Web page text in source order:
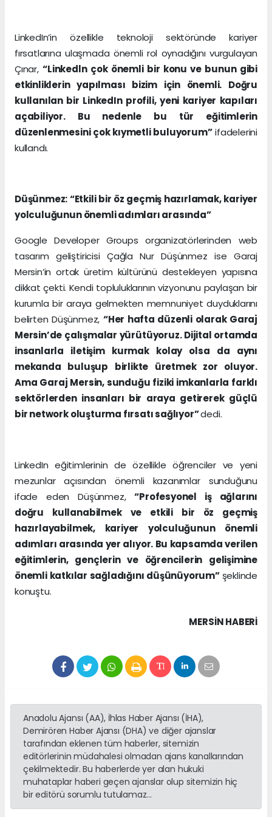
LinkedIn’in özellikle teknoloji sektöründe kariyer
fırsatlarına ulaşmada önemli rol oynadığını vurgulayan
Çınar,“Linkedln çok önemli bir konu ve bunun gibi
etkinliklerin yapılması bizim için önemli. Doğru
kullanılan bir LinkedIn profili, yeni kariyer kapıları
açabiliyor. Bu nedenle bu tür eğitimlerin
düzenlenmesini çok kıymetli buluyorum”ifadelerini
kullandı.
Düşünmez: “Etkili bir öz geçmiş hazırlamak, kariyer
yolculuğunun önemli adımları arasında”
Google Developer Groups organizatörlerinden web
tasarım geliştiricisi Çağla Nur Düşünmez ise Garaj
Mersin’in ortak üretim kültürünü destekleyen yapısına
dikkat çekti. Kendi topluluklarının vizyonunu paylaşan bir
kurumla bir araya gelmekten memnuniyet duyduklarını
belirten Düşünmez, “Her hafta düzenli olarak Garaj
Mersin’de çalışmalar yürütüyoruz. Dijital ortamda
insanlarla iletişim kurmak kolay olsa da aynı
mekanda buluşup birlikte üretmek zor oluyor.
Ama Garaj Mersin, sunduğu fiziki imkanlarla farklı
sektörlerden insanları bir araya getirerek güçlü
bir network oluşturma fırsatı sağlıyor”dedi.
LinkedIn eğitimlerinin de özellikle öğrenciler ve yeni
mezunlar açısından önemli kazanımlar sunduğunu
ifade eden Düşünmez,“Profesyonel iş ağlarını
doğru kullanabilmek ve etkili bir öz geçmiş
hazırlayabilmek, kariyer yolculuğunun önemli
adımları arasında yer alıyor. Bu kapsamda verilen
eğitimlerin, gençlerin ve öğrencilerin gelişimine
önemli katkılar sağladığını düşünüyorum” şeklinde
konuştu.
MERSIN HABERİ
Anadolu Ajansı (AA), İhlas Haber Ajansı (İHA),
Demirören Haber Ajansı (DHA) ve diğer ajanslar
tarafından eklenen tüm haberler, sitemizin
editörlerinin müdahalesi olmadan ajans kanallarından
çekilmektedir. Bu haberlerde yer alan hukuki
muhataplar haberi geçen ajanslar olup sitemizin hiç
bir editörü sorumlu tutulamaz...